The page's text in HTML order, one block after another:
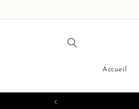
au
Accueil